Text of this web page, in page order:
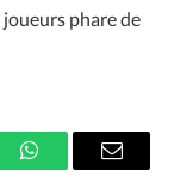
phare de
WhatsAppEmail